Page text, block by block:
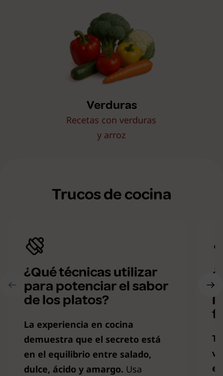
Verduras
Recetas con verduras
y arroz
Trucos de cocina
¿Qué técnicas utilizar
para potenciar el sabor
de los platos?
La experiencia en cocina
demuestra que el secreto está
en el equilibrio entre salado,
dulce, ácido y amargo. Usa